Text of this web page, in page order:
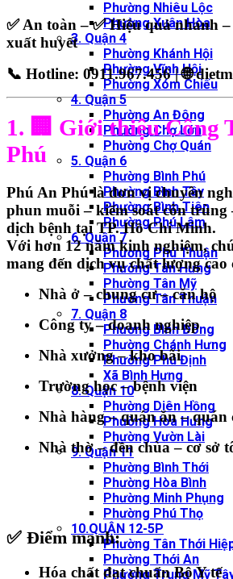
Phường Nhiêu Lộc
Phường Xuân Hòa
3. Quận 4
Phường Khánh Hội
Phường Vĩnh Hội
Phường Xóm Chiếu
4. Quận 5
Phường An Đông
Phường Chợ Lớn
Phường Chợ Quán
5. Quận 6
Phường Bình Phú
Phường Bình Tây
Phường Bình Tiên
Phường Phú Lâm
6. Quận 7
Phường Phú Thuận
Phường Tân Hưng
Phường Tân Mỹ
Phường Tân Thuận
7. Quận 8
Phường Bình Đông
Phường Chánh Hưng
Phường Phú Định
Xã Bình Hưng
8. Quận 10
Phường Diên Hồng
Phường Hòa Hưng
Phường Vườn Lài
9. Quận 11
Phường Bình Thới
Phường Hòa Bình
Phường Minh Phụng
Phường Phú Thọ
10.QUẬN 12-5P
Phường Tân Thới
Phường Thới An
Phường Trung Mỹ
✅ An toàn – ✅ Hiệu quả nhanh
xuất huyết
📞 Hotline: 0911.967.456| 🌐
1. 🏢 Giới thiệu Công
Phú
Phú An Phúlà đơn vị chuyên
phun muỗi – kiểm soát côn trùng
dịch bệnh tại TP. Hồ Chí Minh.
Với hơn 12 năm kinh nghiệm,
mang đến dịch vụ chất lượng cao
Nhà ở – chung cư – căn hộ
Công ty – doanh nghiệp
Nhà xưởng – kho bãi
Trường học – bệnh viện
Nhà hàng – quán ăn – quán
Nhà thờ – đền chùa – cơ sở
✅ Điểm mạnh:
Hóa chất đạt chuẩnBộ Y tế